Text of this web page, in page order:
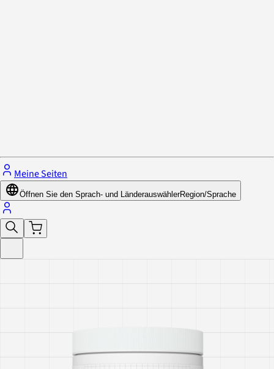
Meine Seiten
Öffnen Sie den Sprach- und LänderauswählerRegion/Sprache